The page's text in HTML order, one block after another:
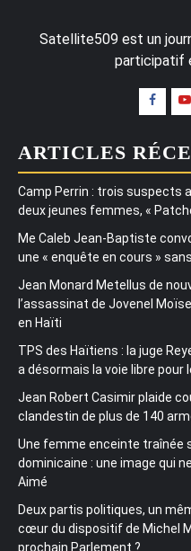
Satellite509 est un
participatif
ARTICLES
Camp Perrin : trois suspects
deux jeunes femmes, «
Me Caleb Jean-Baptiste
une « enquête en cours »
Jean Monard Metellus de
l’assassinat de Jovenel
en Haïti
TPS des Haïtiens : la juge
a désormais la voie libre pour
Jean Robert Casimir plaide
clandestin de plus de 140
Une femme enceinte traînée
dominicaine : une image qui
Aimé
Deux partis politiques, un
cœur du dispositif de Michel
prochain Parlement ?